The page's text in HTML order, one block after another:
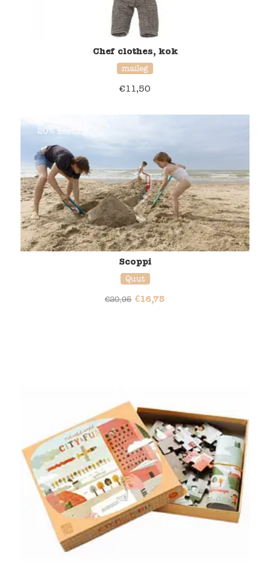
Chef clothes, kok
maileg
€11,50
20% korting
Scoppi
Quut
€20,95 €16,75